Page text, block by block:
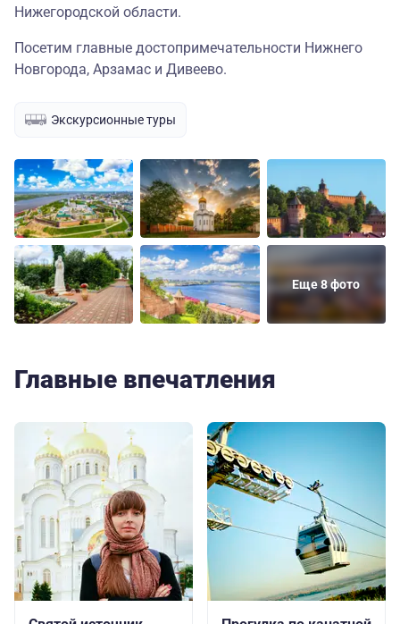
Нижегородской области.
Посетим главные достопримечательности Нижнего
Новгорода, Арзамас и Дивеево.
Экскурсионные туры
Еще 8 фото
Главные впечатления